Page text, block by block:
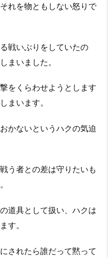
れを物ともしない怒りで
戦いぶりをしていたの
まいました。
をくらわせようとします
まいます。
かないというハクの気迫
う者との差は守りたいも
道具として扱い、ハクは
す。
されたら誰だって黙って